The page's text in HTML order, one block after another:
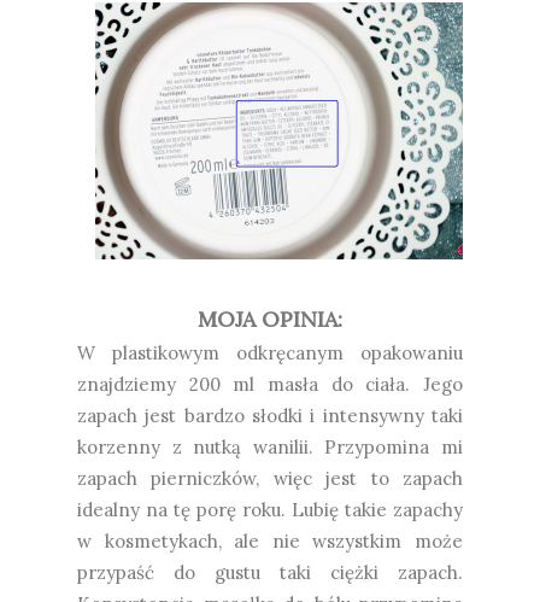
MOJA OPINIA:
W plastikowym odkręcanym opakowaniu
znajdziemy 200 ml masła do ciała. Jego
zapach jest bardzo słodki i intensywny taki
korzenny z nutką wanilii. Przypomina mi
zapach pierniczków, więc jest to zapach
idealny na tę porę roku. Lubię takie zapachy
w kosmetykach, ale nie wszystkim może
przypaść do gustu taki ciężki zapach.